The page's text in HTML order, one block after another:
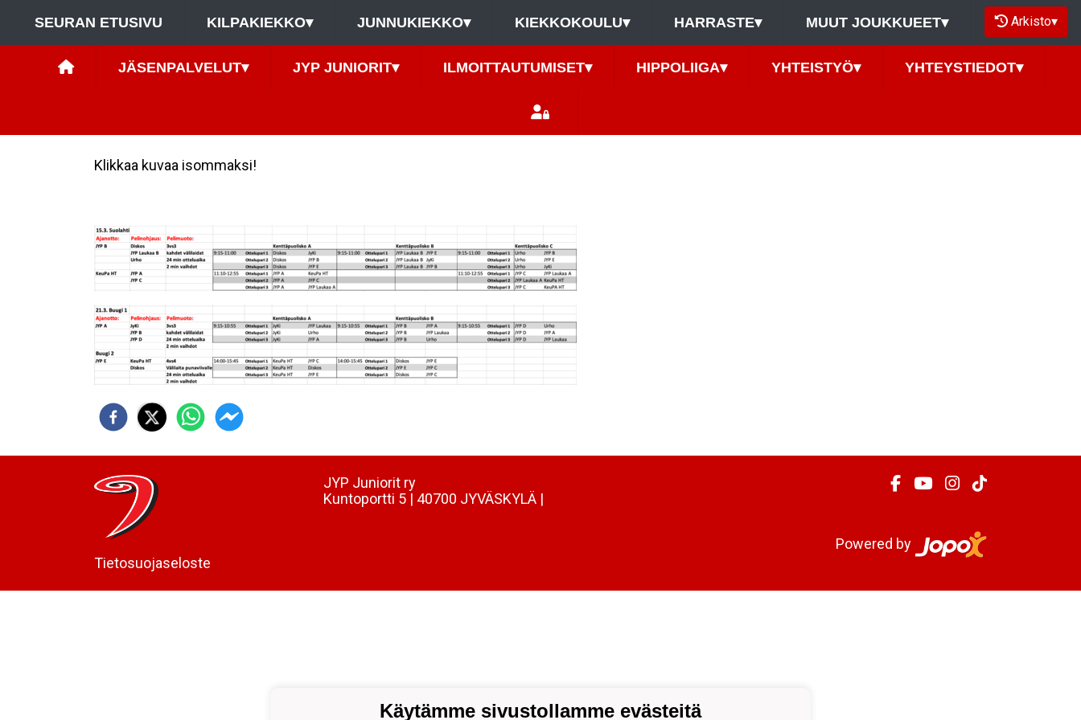
SEURAN ETUSIVU KILPAKIEKKO▾ JUNNUKIEKKO▾ KIEKKOKOULU▾ HARRASTE▾ MUUT JOUKKUEET▾ Arkisto▾
JÄSENPALVELUT▾ JYP JUNIORIT▾ ILMOITTAUTUMISET▾ HIPPOLIIGA▾ YHTEISTYÖ▾ YHTEYSTIEDOT▾
Klikkaa kuvaa isommaksi!
Tietosuojaseloste
JYP Juniorit ry
Kuntoportti 5 | 40700 JYVÄSKYLÄ |
Powered by
Käytämme sivustollamme evästeitä